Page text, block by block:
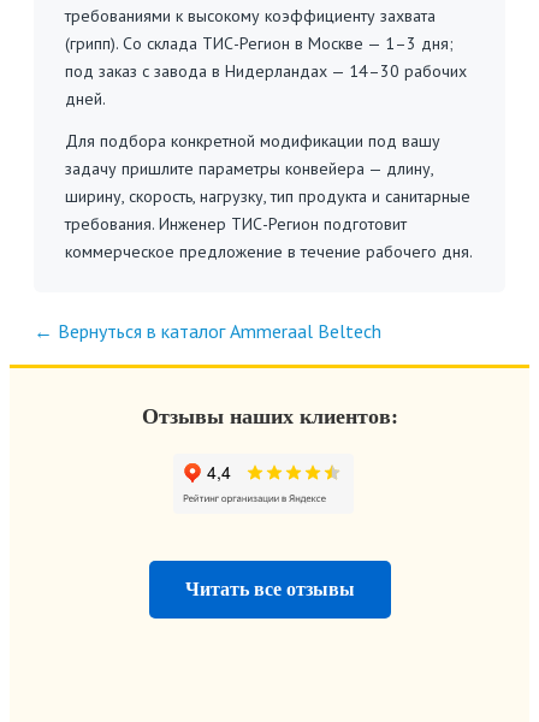
требованиями к высокому коэффициенту захвата
(грипп). Со склада ТИС-Регион в Москве — 1–3 дня;
под заказ с завода в Нидерландах — 14–30 рабочих
дней.
Для подбора конкретной модификации под вашу
задачу пришлите параметры конвейера — длину,
ширину, скорость, нагрузку, тип продукта и санитарные
требования. Инженер ТИС-Регион подготовит
коммерческое предложение в течение рабочего дня.
← Вернуться в каталог Ammeraal Beltech
Отзывы наших клиентов:
Читать все отзывы